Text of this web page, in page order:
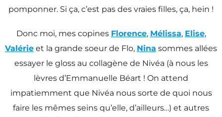
pomponner. Si ça, c’est pas des vraies filles, ça, hein !
Donc moi, mes copines Florence, Mélissa, Elise,
Valérie et la grande soeur de Flo, Nina sommes allées
essayer le gloss au collagène de Nivéa (à nous les
lèvres d’Emmanuelle Béart ! On attend
impatiemment que Nivéa nous sorte de quoi nous
faire les mêmes seins qu’elle, d’ailleurs…) et autres